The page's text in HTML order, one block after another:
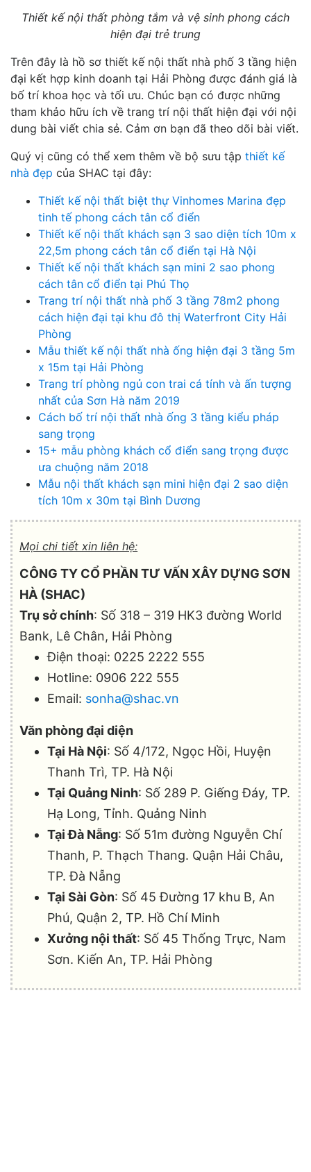
Thiết kế nội thất phòng tắm và vệ sinh phong cách
hiện đại trẻ trung
Trên đây là hồ sơ thiết kế nội thất nhà phố 3 tầng hiện
đại kết hợp kinh doanh tại Hải Phòng được đánh giá là
bố trí khoa học và tối ưu. Chúc bạn có được những
tham khảo hữu ích về trang trí nội thất hiện đại với nội
dung bài viết chia sẻ. Cảm ơn bạn đã theo dõi bài viết.
Quý vị cũng có thể xem thêm về bộ sưu tập thiết kế
nhà đẹp của SHAC tại đây:
Thiết kế nội thất biệt thự Vinhomes Marina đẹp
tinh tế phong cách tân cổ điển
Thiết kế nội thất khách sạn 3 sao diện tích 10m x
22,5m phong cách tân cổ điển tại Hà Nội
Thiết kế nội thất khách sạn mini 2 sao phong
cách tân cổ điển tại Phú Thọ
Trang trí nội thất nhà phố 3 tầng 78m2 phong
cách hiện đại tại khu đô thị Waterfront City Hải
Phòng
Mẫu thiết kế nội thất nhà ống hiện đại 3 tầng 5m
x 15m tại Hải Phòng
Trang trí phòng ngủ con trai cá tính và ấn tượng
nhất của Sơn Hà năm 2019
Cách bố trí nội thất nhà ống 3 tầng kiểu pháp
sang trọng
15+ mẫu phòng khách cổ điển sang trọng được
ưa chuộng năm 2018
Mẫu nội thất khách sạn mini hiện đại 2 sao diện
tích 10m x 30m tại Bình Dương
Mọi chi tiết xin liên hệ:
CÔNG TY CỔ PHẦN TƯ VẤN XÂY DỰNG SƠN
HÀ (SHAC)
Trụ sở chính: Số 318 – 319 HK3 đường World
Bank, Lê Chân, Hải Phòng
Điện thoại: 0225 2222 555
Hotline: 0906 222 555
Email: sonha@shac.vn
Văn phòng đại diện
Tại Hà Nội: Số 4/172, Ngọc Hồi, Huyện
Thanh Trì, TP. Hà Nội
Tại Quảng Ninh: Số 289 P. Giếng Đáy, TP.
Hạ Long, Tỉnh. Quảng Ninh
Tại Đà Nẵng: Số 51m đường Nguyễn Chí
Thanh, P. Thạch Thang. Quận Hải Châu,
TP. Đà Nẵng
Tại Sài Gòn: Số 45 Đường 17 khu B, An
Phú, Quận 2, TP. Hồ Chí Minh
Xưởng nội thất: Số 45 Thống Trực, Nam
Sơn. Kiến An, TP. Hải Phòng